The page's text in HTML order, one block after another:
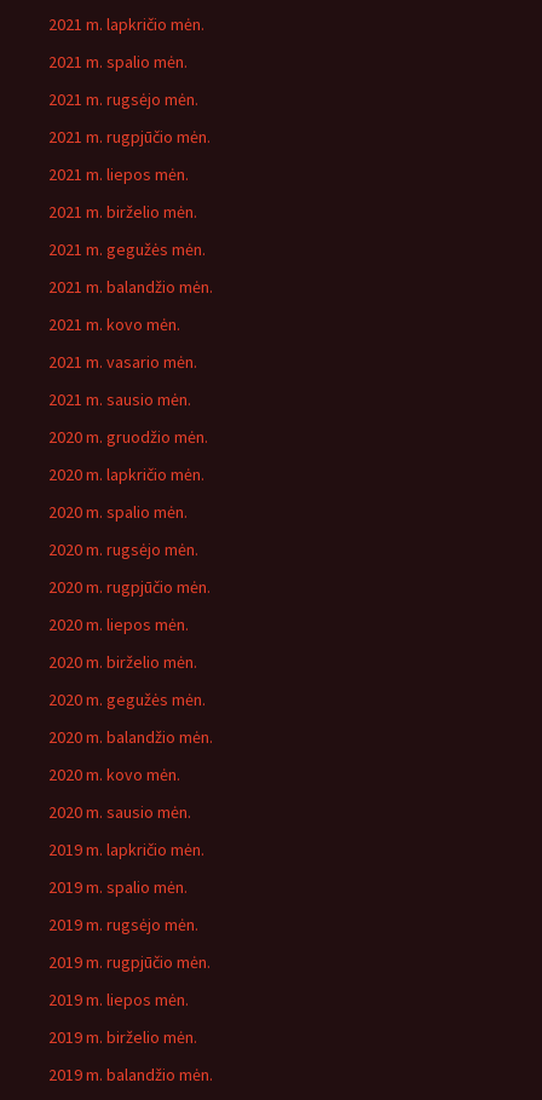
2021 m. lapkričio mėn.
2021 m. spalio mėn.
2021 m. rugsėjo mėn.
2021 m. rugpjūčio mėn.
2021 m. liepos mėn.
2021 m. birželio mėn.
2021 m. gegužės mėn.
2021 m. balandžio mėn.
2021 m. kovo mėn.
2021 m. vasario mėn.
2021 m. sausio mėn.
2020 m. gruodžio mėn.
2020 m. lapkričio mėn.
2020 m. spalio mėn.
2020 m. rugsėjo mėn.
2020 m. rugpjūčio mėn.
2020 m. liepos mėn.
2020 m. birželio mėn.
2020 m. gegužės mėn.
2020 m. balandžio mėn.
2020 m. kovo mėn.
2020 m. sausio mėn.
2019 m. lapkričio mėn.
2019 m. spalio mėn.
2019 m. rugsėjo mėn.
2019 m. rugpjūčio mėn.
2019 m. liepos mėn.
2019 m. birželio mėn.
2019 m. balandžio mėn.